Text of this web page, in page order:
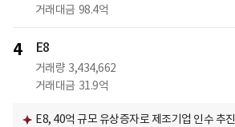
거래대금 98.4억
4 E8
거래량 3,434,662
거래대금 31.9억
E8, 40억 규모 유상증자로 제조기업 인수 추진